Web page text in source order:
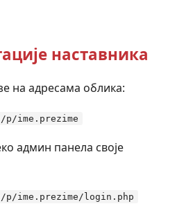
наставника
на адресама облика:
ime.prezime
админ панела своје
ime.prezime/login.php